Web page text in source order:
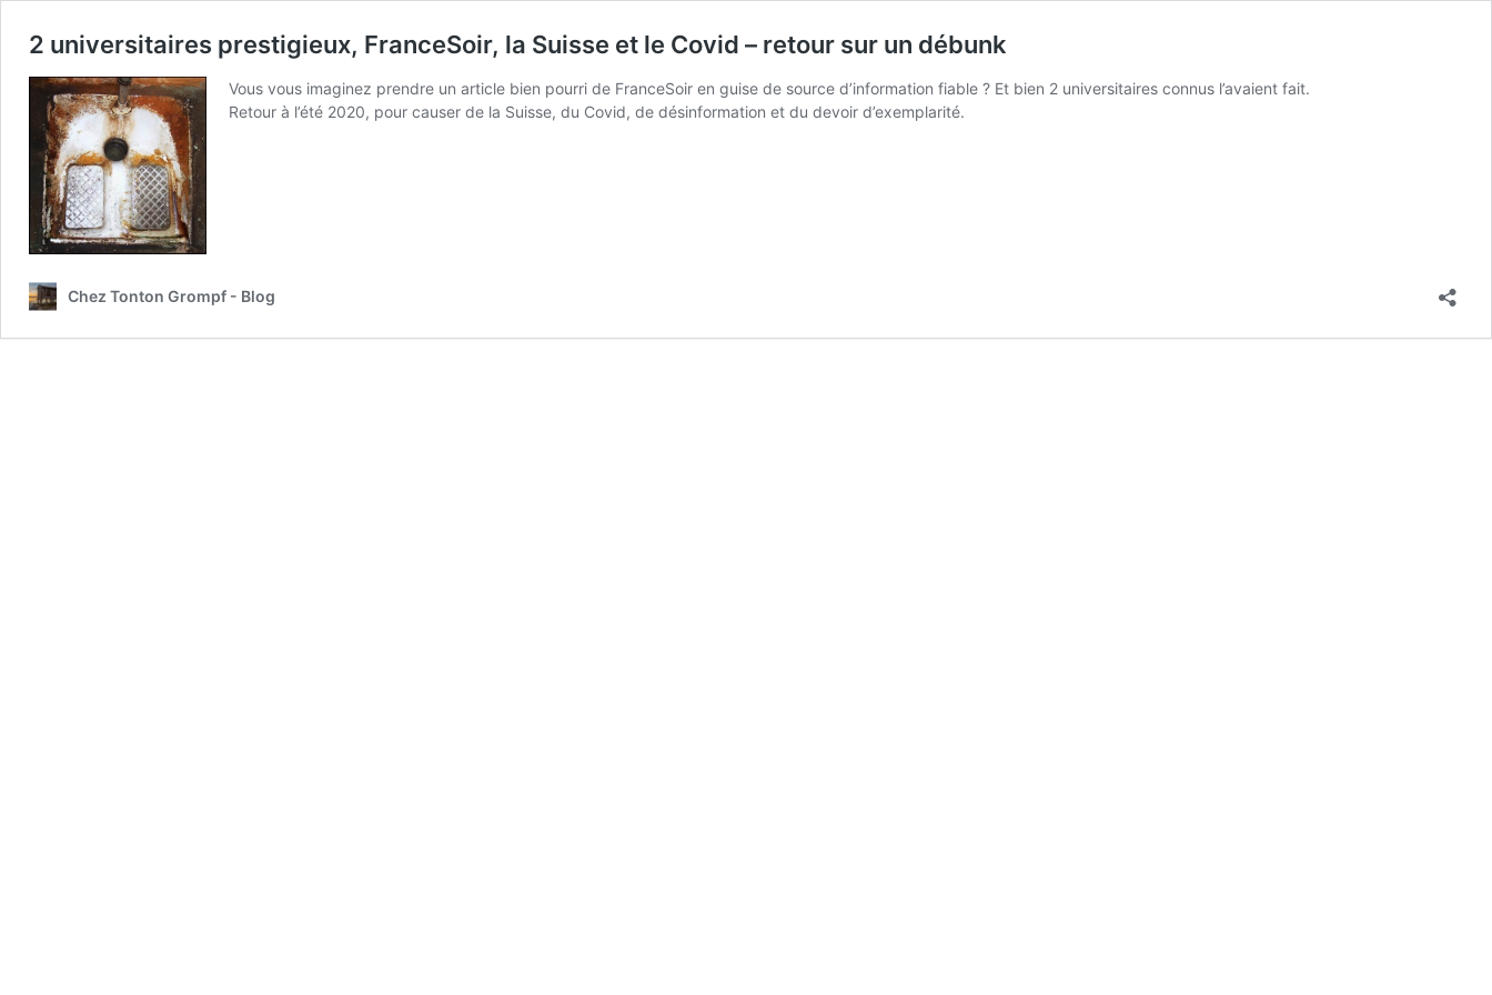
2 universitaires prestigieux, FranceSoir, la Suisse et le Covid – retour sur un débunk
Vous vous imaginez prendre un article bien pourri de FranceSoir en guise de source d’information fiable ? Et bien 2 universitaires connus l’avaient fait.
Retour à l’été 2020, pour causer de la Suisse, du Covid, de désinformation et du devoir d’exemplarité.
Chez Tonton Grompf - Blog